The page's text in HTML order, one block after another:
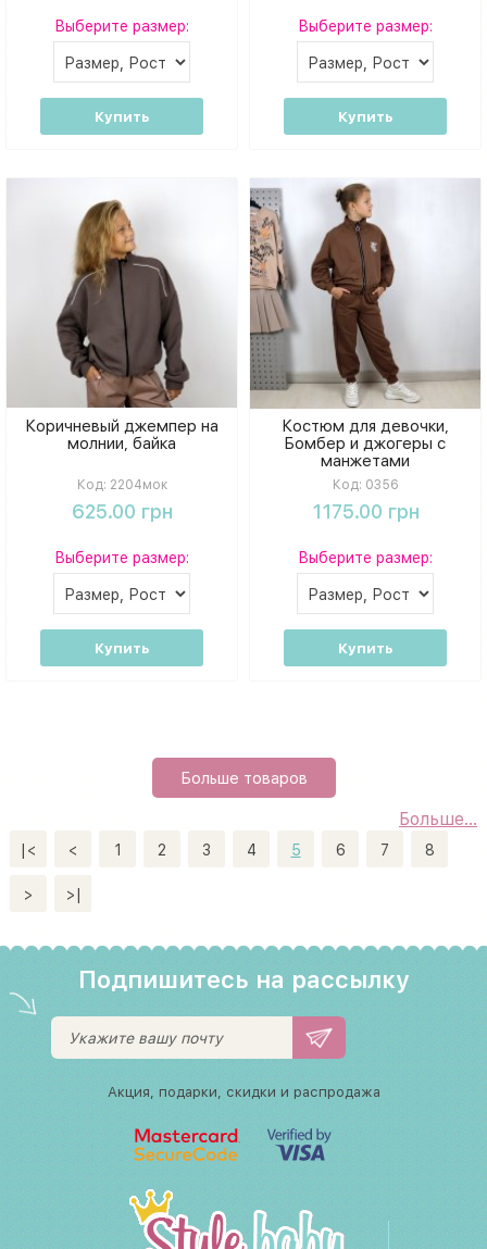
Выберите размер:
Купить
Выберите размер:
Купить
Коричневый джемпер на
молнии, байка
Код: 2204мок
625.00 грн
Выберите размер:
Купить
Костюм для девочки,
Бомбер и джогеры с
манжетами
Код: 0356
1175.00 грн
Выберите размер:
Купить
Больше товаров
|< < 1 2 3 4 5 6 7 8
> >|
Больше...
Подпишитесь на рассылку
Акция, подарки, скидки и распродажа